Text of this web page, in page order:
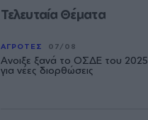
Τελευταία Θέματα
ΑΓΡΟΤΕΣ 07/08
Ανοιξε ξανά το ΟΣΔΕ του 2025
για νέες διορθώσεις